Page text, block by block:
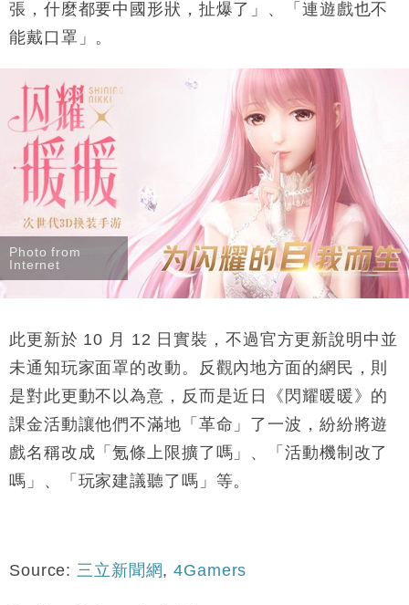
張，什麼都要中國形狀，扯爆了」、「連遊戲也不
能戴口罩」。
Photo from
Internet
此更新於 10 月 12 日實裝，不過官方更新說明中並
未通知玩家面罩的改動。反觀內地方面的網民，則
是對此更動不以為意，反而是近日《閃耀暖暖》的
課金活動讓他們不滿地「革命」了一波，紛紛將遊
戲名稱改成「氪條上限擴了嗎」、「活動機制改了
嗎」、「玩家建議聽了嗎」等。
Source: 三立新聞網,4Gamers